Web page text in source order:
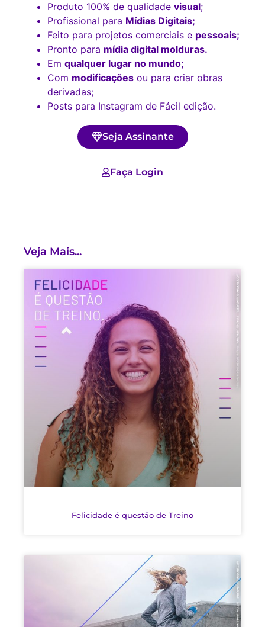
Produto 100% de qualidade visual;
Profissional para Mídias Digitais;
Feito para projetos comerciais e pessoais;
Pronto para mídia digital molduras.
Em qualquer lugar no mundo;
Com modificações ou para criar obras
derivadas;
Posts para Instagram de Fácil edição.
Seja Assinante
Faça Login
Veja Mais...
Felicidade é questão de Treino